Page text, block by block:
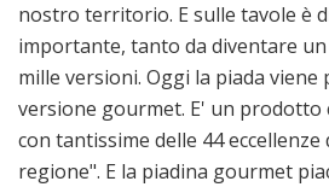
nostro territorio. E sulle tavole è
importante, tanto da diventare
mille versioni. Oggi la piada
versione gourmet. E' un prodotto
con tantissime delle 44
regione". E la piadina gourmet